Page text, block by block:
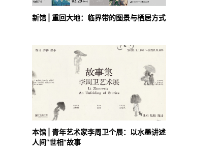
新馆 | 重回大地：临界带的图景与栖居方式
本馆 | 青年艺术家李周卫个展：以水墨讲述
人间“世相”故事